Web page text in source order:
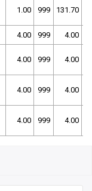
1.00 999 131.70
4.00 999 4.00
4.00 999 4.00
4.00 999 4.00
4.00 999 4.00